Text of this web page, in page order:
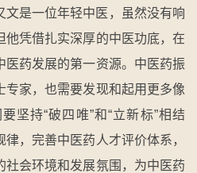
文是一位年轻中医，虽然没有响
他凭借扎实深厚的中医功底，在
医药发展的第一资源。中医药振
专家，也需要发现和起用更多像
坚持“破四唯”和“立新标”相结
，完善中医药人才评价体系，
社会环境和发展氛围，为中医药